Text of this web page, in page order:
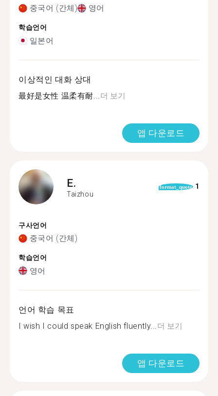
중국어 (간체) 영어
학습언어
일본어
이상적인 대화 상대
最好是女性 温柔有耐... 더 보기
앱 다운로드
E.
Taizhou
format_quote 1
구사언어
중국어 (간체)
학습언어
영어
언어 학습 목표
I wish I could speak English fluently... 더 보기
앱 다운로드